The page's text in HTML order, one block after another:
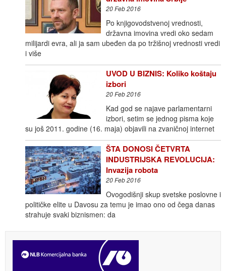
20 Feb 2016
Po knjigovodstvenoj vrednosti,
državna imovina vredi oko sedam
milijardi evra, ali ja sam ubeđen da po tržišnoj vrednosti vredi
i više
UVOD U BIZNIS: Koliko koštaju
izbori
20 Feb 2016
Kad god se najave parlamentarni
izbori, setim se jednog pisma koje
su još 2011. godine (16. maja) objavili na zvaničnoj internet
ŠTA DONOSI ČETVRTA
INDUSTRIJSKA REVOLUCIJA:
Invazija robota
20 Feb 2016
Ovogodišnji skup svetske poslovne i
političke elite u Davosu za temu je imao ono od čega danas
strahuje svaki biznismen: da